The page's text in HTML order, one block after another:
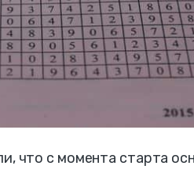
что с момента старта